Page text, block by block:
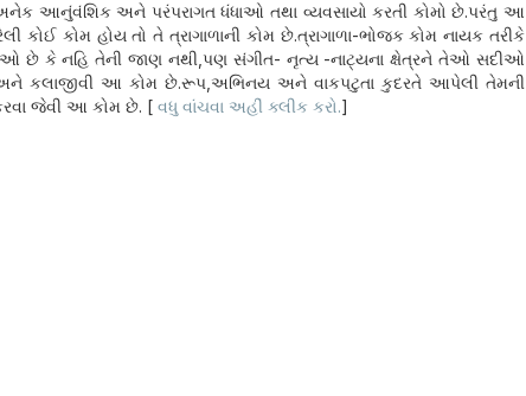
આનુંવંશિક અને પરંપરાગત ધંધાઓ તથા વ્યવસાયો કરતી કોમો છે.પરંતુ આ
કોઈ કોમ હોય તો તે ત્રાગાળાની કોમ છે.ત્રાગાળા-ભોજક કોમ નાયક તરીકે
છે કે નહિ તેની જાણ નથી,પણ સંગીત- નૃત્ય -નાટ્યના ક્ષેત્રને તેઓ સદીઓ
કલાજીવી આ કોમ છે.રૂપ,અભિનય અને વાકપટુતા કુદરતે આપેલી તેમની
જેવી આ કોમ છે. [ વધુ વાંચવા અહીં ક્લીક કરો.]